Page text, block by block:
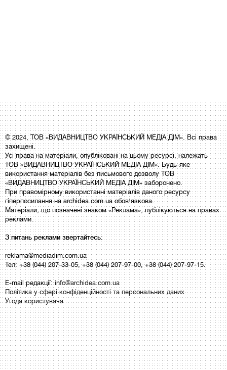
© 2024, ТОВ «ВИДАВНИЦТВО УКРАЇНСЬКИЙ МЕДІА ДІМ». Всі права
захищені.
Усі права на матеріали, опубліковані на цьому ресурсі, належать
ТОВ «ВИДАВНИЦТВО УКРАЇНСЬКИЙ МЕДІА ДІМ». Будь-яке
використання матеріалів без письмового дозволу ТОВ
«ВИДАВНИЦТВО УКРАЇНСЬКИЙ МЕДІА ДІМ» заборонено.
При правомірному використанні матеріалів даного ресурсу
гіперпосилання на archidea.com.ua обов'язкова.
Матеріали, що позначені знаком «Реклама», публікуються на правах
реклами.
З питань реклами звертайтесь:
reklama@mediadim.com.ua
Тел: +38 (044) 207-33-05, +38 (044) 207-97-00, +38 (044) 207-97-15.
E-mail редакції:info@archidea.com.ua
Політика у сфері конфіденційності та персональних даних
Угода користувача